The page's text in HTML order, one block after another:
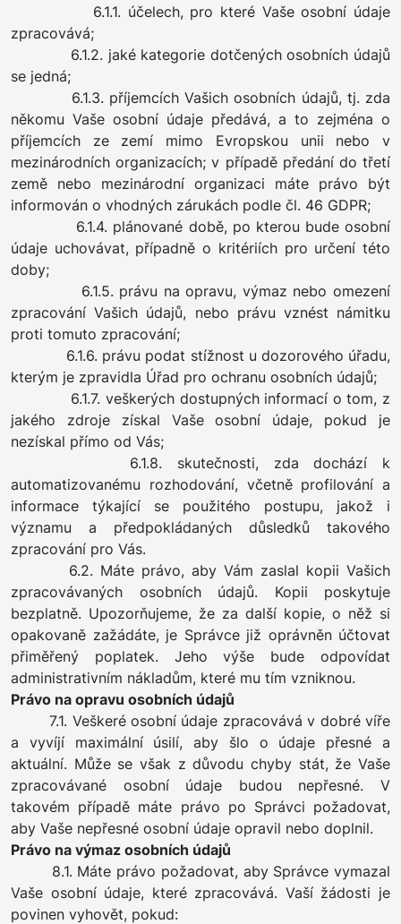
6.1.1. účelech, pro které Vaše osobní údaje
zpracovává;
6.1.2. jaké kategorie dotčených osobních údajů
se jedná;
6.1.3. příjemcích Vašich osobních údajů, tj. zda
někomu Vaše osobní údaje předává, a to zejména o
příjemcích ze zemí mimo Evropskou unii nebo v
mezinárodních organizacích; v případě předání do třetí
země nebo mezinárodní organizaci máte právo být
informován o vhodných zárukách podle čl. 46 GDPR;
6.1.4. plánované době, po kterou bude osobní
údaje uchovávat, případně o kritériích pro určení této
doby;
6.1.5. právu na opravu, výmaz nebo omezení
zpracování Vašich údajů, nebo právu vznést námitku
proti tomuto zpracování;
6.1.6. právu podat stížnost u dozorového úřadu,
kterým je zpravidla Úřad pro ochranu osobních údajů;
6.1.7. veškerých dostupných informací o tom, z
jakého zdroje získal Vaše osobní údaje, pokud je
nezískal přímo od Vás;
6.1.8. skutečnosti, zda dochází k
automatizovanému rozhodování, včetně profilování a
informace týkající se použitého postupu, jakož i
významu a předpokládaných důsledků takového
zpracování pro Vás.
6.2. Máte právo, aby Vám zaslal kopii Vašich
zpracovávaných osobních údajů. Kopii poskytuje
bezplatně. Upozorňujeme, že za další kopie, o něž si
opakovaně zažádáte, je Správce již oprávněn účtovat
přiměřený poplatek. Jeho výše bude odpovídat
administrativním nákladům, které mu tím vzniknou.
Právo na opravu osobních údajů
7.1. Veškeré osobní údaje zpracovává v dobré víře
a vyvíjí maximální úsilí, aby šlo o údaje přesné a
aktuální. Může se však z důvodu chyby stát, že Vaše
zpracovávané osobní údaje budou nepřesné. V
takovém případě máte právo po Správci požadovat,
aby Vaše nepřesné osobní údaje opravil nebo doplnil.
Právo na výmaz osobních údajů
8.1. Máte právo požadovat, aby Správce vymazal
Vaše osobní údaje, které zpracovává. Vaší žádosti je
povinen vyhovět, pokud: